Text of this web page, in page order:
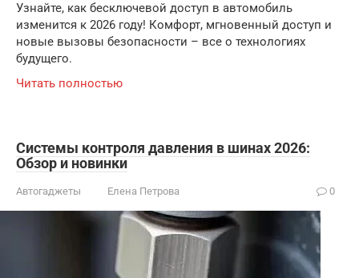
Узнайте, как бесключевой доступ в автомобиль
изменится к 2026 году! Комфорт, мгновенный доступ и
новые вызовы безопасности – все о технологиях
будущего.
Читать полностью
Системы контроля давления в шинах 2026:
Обзор и новинки
Автогаджеты Елена Петрова 0